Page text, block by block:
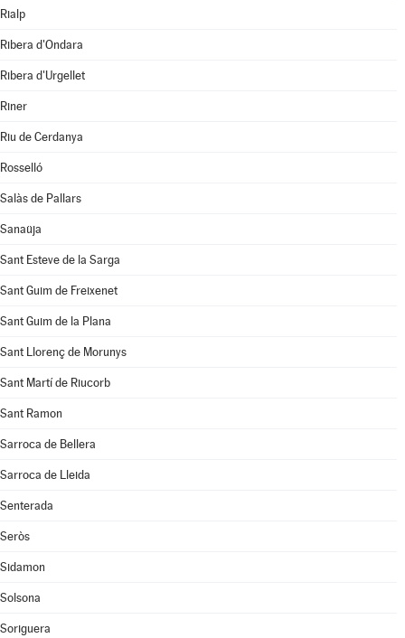
Rialp
Ribera d'Ondara
Ribera d'Urgellet
Riner
Riu de Cerdanya
Rosselló
Salàs de Pallars
Sanaüja
Sant Esteve de la Sarga
Sant Guim de Freixenet
Sant Guim de la Plana
Sant Llorenç de Morunys
Sant Martí de Riucorb
Sant Ramon
Sarroca de Bellera
Sarroca de Lleida
Senterada
Seròs
Sidamon
Solsona
Soriguera